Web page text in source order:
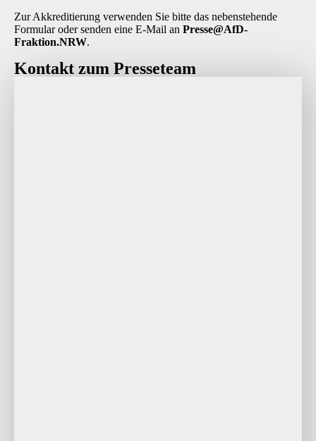
Zur Akkreditierung verwenden Sie bitte das nebenstehende
Formular oder senden eine E-Mail an Presse@AfD-
Fraktion.NRW.
Kontakt zum Presseteam